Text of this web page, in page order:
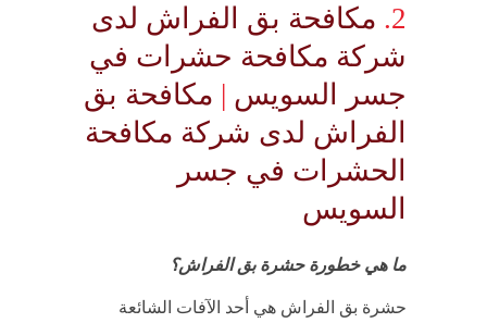
2. مكافحة بق الفراش لدى
شركة مكافحة حشرات في
جسر السويس | مكافحة بق
الفراش لدى شركة مكافحة
الحشرات في جسر
السويس
ما هي خطورة حشرة بق الفراش؟
حشرة بق الفراش هي أحد الآفات الشائعة